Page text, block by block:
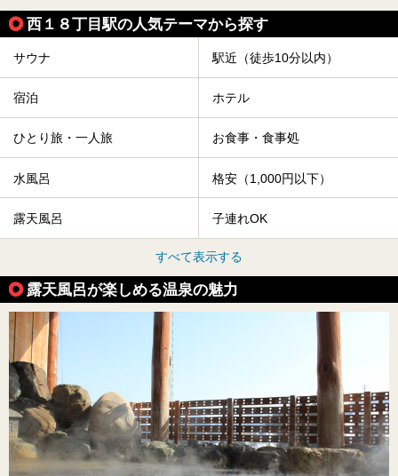
西１８丁目駅の人気テーマから探す
サウナ 駅近（徒歩10分以内）
宿泊 ホテル
ひとり旅・一人旅 お食事・食事処
水風呂 格安（1,000円以下）
露天風呂 子連れOK
すべて表示する
露天風呂が楽しめる温泉の魅力